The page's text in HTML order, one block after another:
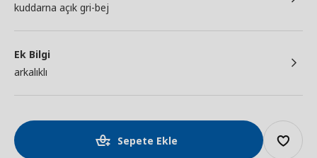
kuddarna açık gri-bej
Ek Bilgi
arkalıklı
Sepete Ekle